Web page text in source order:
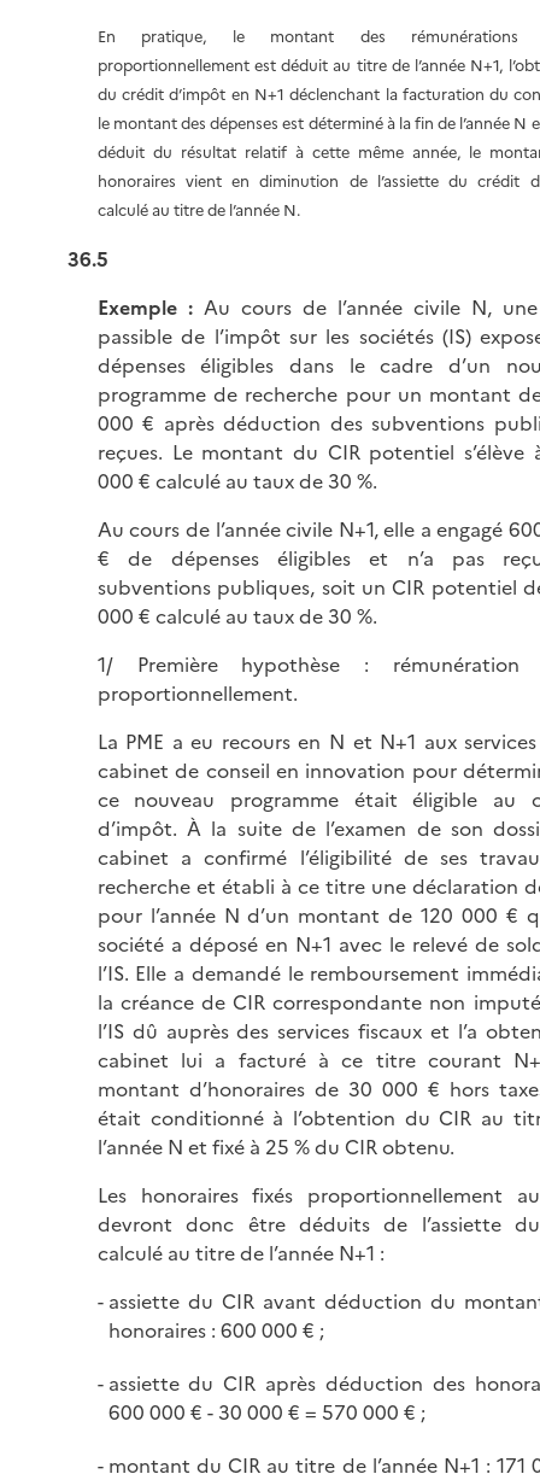
En pratique, le montant des rémunérations
proportionnellement est déduit au titre de l’année N+1,
du crédit d’impôt en N+1 déclenchant la facturation du
le montant des dépenses est déterminé à la fin de l’année N
déduit du résultat relatif à cette même année, le
honoraires vient en diminution de l’assiette du crédit
calculé au titre de l’année N.
36.5
Exemple :Au cours de l’année civile N, une
passible de l’impôt sur les sociétés (IS)
dépenses éligibles dans le cadre d’un
programme de recherche pour un montant
000 € après déduction des subventions
reçues. Le montant du CIR potentiel s’élève
000 € calculé au taux de 30 %.
Au cours de l’année civile N+1, elle a engagé
€ de dépenses éligibles et n’a pas
subventions publiques, soit un CIR potentiel
000 € calculé au taux de 30 %.
1/ Première hypothèse : rémunération
proportionnellement.
La PME a eu recours en N et N+1 aux
cabinet de conseil en innovation pour
ce nouveau programme était éligible au
d’impôt. À la suite de l’examen de son
cabinet a confirmé l’éligibilité de ses
recherche et établi à ce titre une déclaration
pour l’année N d’un montant de 120 000 €
société a déposé en N+1 avec le relevé de
l’IS. Elle a demandé le remboursement
la créance de CIR correspondante non
l’IS dû auprès des services fiscaux et l’a
cabinet lui a facturé à ce titre courant
montant d’honoraires de 30 000 € hors
était conditionné à l’obtention du CIR au
l’année N et fixé à 25 % du CIR obtenu.
Les honoraires fixés proportionnellement
devront donc être déduits de l’assiette
calculé au titre de l’année N+1 :
assiette du CIR avant déduction du
honoraires : 600 000 € ;
assiette du CIR après déduction des
600 000 € - 30 000 € = 570 000 € ;
montant du CIR au titre de l’année N+1 : 171